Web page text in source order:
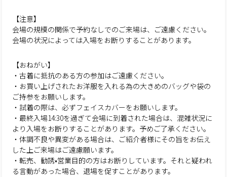
【注意】
会場の規模の関係で予約なしでのご来場は、ご遠慮ください。
会場の状況によっては入場をお断りすることがあります。
【おねがい】
・古着に抵抗のある方の参加はご遠慮ください。
・お買い上げされたお洋服を入れる為の大きめのバッグや袋の
ご持参をお願いします。
・試着の際は、必ずフェイスカバーをお願いします。
・最終入場14:30を過ぎて会場に到着された場合は、混雑状況に
より入場をお断りすることがあります。予めご了承ください。
・体調不良や異変がある場合は、ご紹介者様にその旨をお伝え
した上ご来場はご遠慮願います。
・転売、勧誘•営業目的の方はお断りしています。それと疑われ
る言動があった場合、退場を促すことがあります。